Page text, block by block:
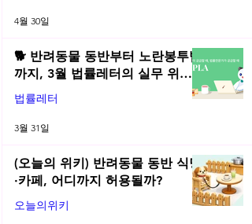
4월 30일
🐕 반려동물 동반부터 노란봉투법
까지, 3월 법률레터의 실무 위키
총정리! | 2026년 3월 네플라 법률
레터
법률레터
3월 31일
(오늘의 위키) 반려동물 동반 식당
·카페, 어디까지 허용될까?
오늘의위키